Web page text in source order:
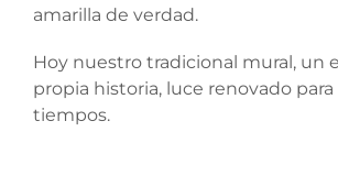
amarilla de verdad.
Hoy nuestro tradicional mural, un
propia historia, luce renovado
tiempos.